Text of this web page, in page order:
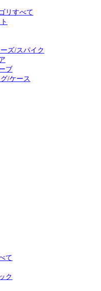
リすべて
ズ/スパイク
ブ
/ケース
て
ク